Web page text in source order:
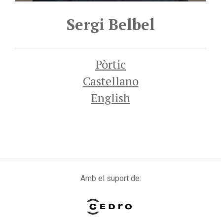
Sergi Belbel
Pòrtic
Castellano
English
Amb el suport de: